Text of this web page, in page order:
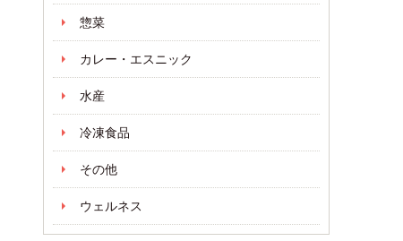
惣菜
カレー・エスニック
水産
冷凍食品
その他
ウェルネス